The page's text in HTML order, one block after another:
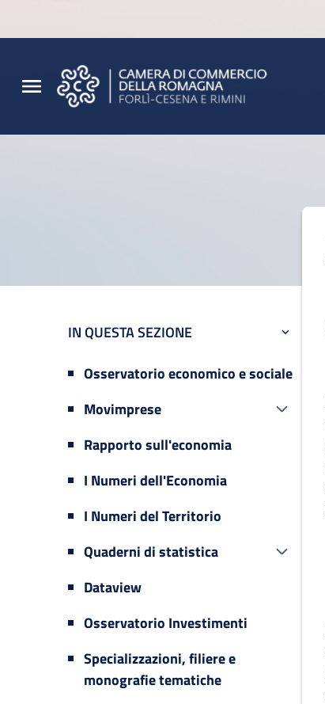
IN QUESTA SEZIONE
Osservatorio economico e sociale
Movimprese
Rapporto sull'economia
I Numeri dell'Economia
I Numeri del Territorio
Quaderni di statistica
Dataview
Osservatorio Investimenti
Specializzazioni, filiere e
monografie tematiche